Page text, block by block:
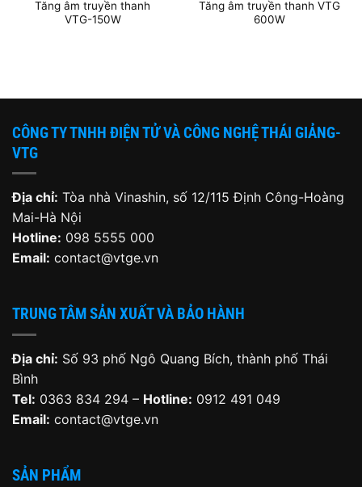
Tăng âm truyền thanh
VTG-150W
Tăng âm truyền thanh VTG
600W
CÔNG TY TNHH ĐIỆN TỬ VÀ CÔNG NGHỆ THÁI GIẢNG-
VTG
Địa chỉ: Tòa nhà Vinashin, số 12/115 Định Công-Hoàng
Mai-Hà Nội
Hotline: 098 5555 000
Email: contact@vtge.vn
TRUNG TÂM SẢN XUẤT VÀ BẢO HÀNH
Địa chỉ: Số 93 phố Ngô Quang Bích, thành phố Thái
Bình
Tel: 0363 834 294 – Hotline: 0912 491 049
Email: contact@vtge.vn
SẢN PHẨM